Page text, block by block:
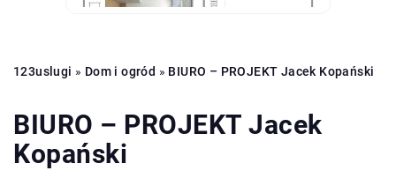
123uslugi » Dom i ogród » BIURO – PROJEKT Jacek Kopański
BIURO – PROJEKT Jacek
Kopański